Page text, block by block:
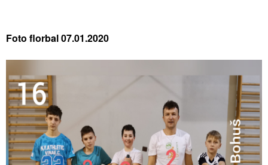
Foto florbal 07.01.2020